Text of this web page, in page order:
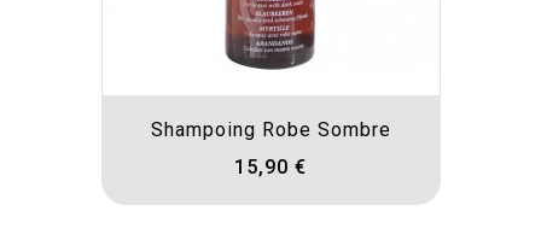
Shampoing Robe Sombre
15,90 €